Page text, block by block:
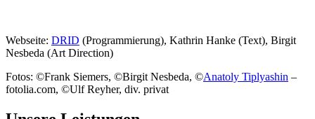
Webseite: DRID (Programmierung), Kathrin Hanke (Text), Birgit
Nesbeda (Art Direction)
Fotos: ©Frank Siemers, ©Birgit Nesbeda, ©Anatoly Tiplyashin –
fotolia.com, ©Ulf Reyher, div. privat